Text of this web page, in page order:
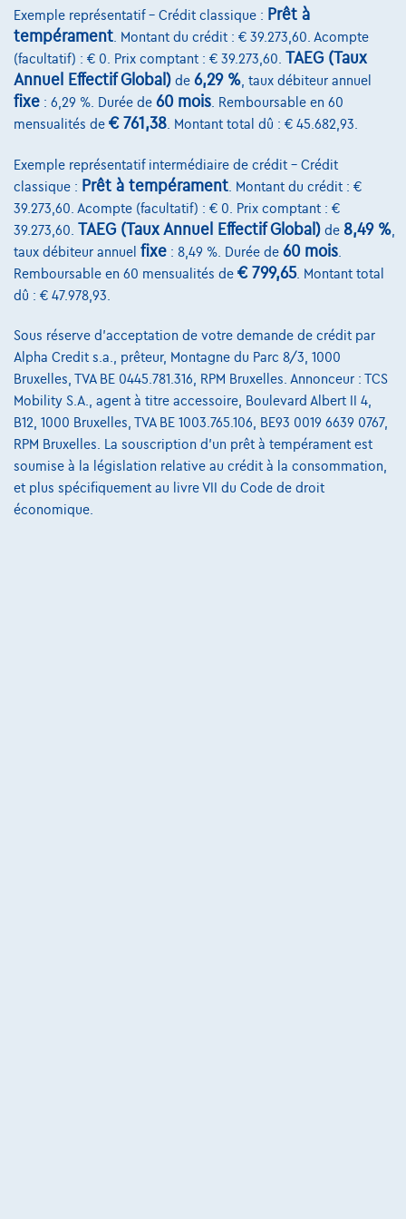
Skoda Fabia
Family | 1.0 TSI 115cv | Carplay | Camera | Virtual Cockpit | Sièges Av.
01/2026
7.408 km Essence Automatique 85 kW ( 116 CV )
€22.990 1 ✓ TVA déductible
€354,65/mois
et une dernière mensualité de
€7.251,65
Découvrez l’exemple chiffré complet
Exemple représentatif – Crédit classique : Prêt à
tempérament . Montant du crédit : € 39.273,60. Acompte
(facultatif) : € 0. Prix comptant : € 39.273,60. TAEG (Taux
Annuel Effectif Global) de 6,29 % , taux débiteur annuel
fixe : 6,29 %. Durée de 60 mois . Remboursable en 60
mensualités de € 761,38 . Montant total dû : € 45.682,93.
Exemple représentatif intermédiaire de crédit – Crédit
classique : Prêt à tempérament . Montant du crédit : €
39.273,60. Acompte (facultatif) : € 0. Prix comptant : €
39.273,60. TAEG (Taux Annuel Effectif Global) de 8,49 %
taux débiteur annuel fixe : 8,49 %. Durée de 60 mois
Remboursable en 60 mensualités de € 799,65. Montant total
dû : € 47.978,93.
Sous réserve d'acceptation de votre demande de crédit par
Alpha Credit s.a., prêteur, Montagne du Parc 8/3, 1000
Bruxelles, TVA BE 0445.781.316, RPM Bruxelles. Annonceur : TCS
Mobility S.A., agent à titre accessoire, Boulevard Albert II 4,
B12, 1000 Bruxelles, TVA BE 1003.765.106, BE93 0019 6639 0767,
RPM Bruxelles. La souscription d'un prêt à tempérament est
soumise à la législation relative au crédit à la consommation,
et plus spécifiquement au livre VII du Code de droit
économique.